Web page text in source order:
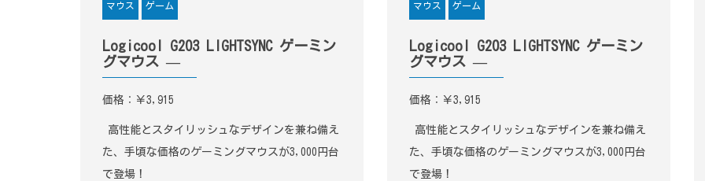
マウス ゲーム
Logicool G203 LIGHTSYNC ゲーミン
グマウス —
価格：￥3,915
高性能とスタイリッシュなデザインを兼ね備え
た、手頃な価格のゲーミングマウスが3,000円台
で登場！
マウス ゲーム
Logicool G203 LIGHTSYNC ゲーミン
グマウス —
価格：￥3,915
高性能とスタイリッシュなデザインを兼ね備え
た、手頃な価格のゲーミングマウスが3,000円台
で登場！